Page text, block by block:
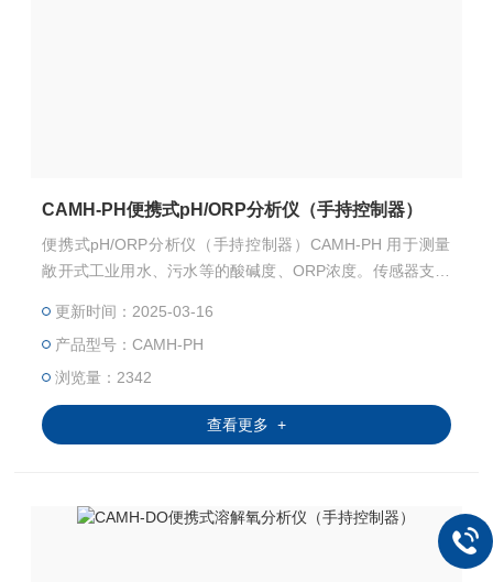
CAMH-PH便携式pH/ORP分析仪（手持控制器）
便携式pH/ORP分析仪（手持控制器）CAMH-PH 用于测量
敞开式工业用水、污水等的酸碱度、ORP浓度。传感器支持
靠。单根传感器支持模拟量输出，也支持数字量输出。 这种
传感器主要用在城市管网以及养殖等行业。
更新时间：2025-03-16
产品型号：CAMH-PH
浏览量：2342
查看更多 +